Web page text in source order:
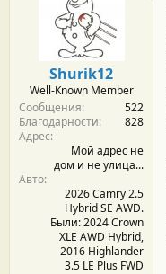
Shurik12
Well-Known Member
Сообщения
522
Благодарности
828
Адрес
Мой адрес не
дом и не улица...
Авто
2026 Camry 2.5
Hybrid SE AWD.
Были: 2024 Crown
XLE AWD Hybrid,
2016 Highlander
3.5 LE Plus FWD